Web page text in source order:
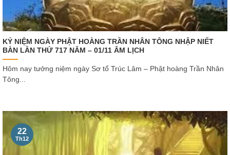
KỶ NIỆM NGÀY PHẬT HOÀNG TRẦN NHÂN TÔNG NHẬP NIẾT
BÀN LẦN THỨ 717 NĂM – 01/11 ÂM LỊCH
Hôm nay tưởng niệm ngày Sơ tổ Trúc Lâm – Phật hoàng Trần Nhân
Tông...
22
Th12